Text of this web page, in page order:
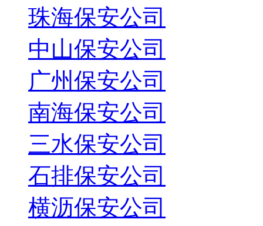
珠海保安公司
中山保安公司
广州保安公司
南海保安公司
三水保安公司
石排保安公司
横沥保安公司